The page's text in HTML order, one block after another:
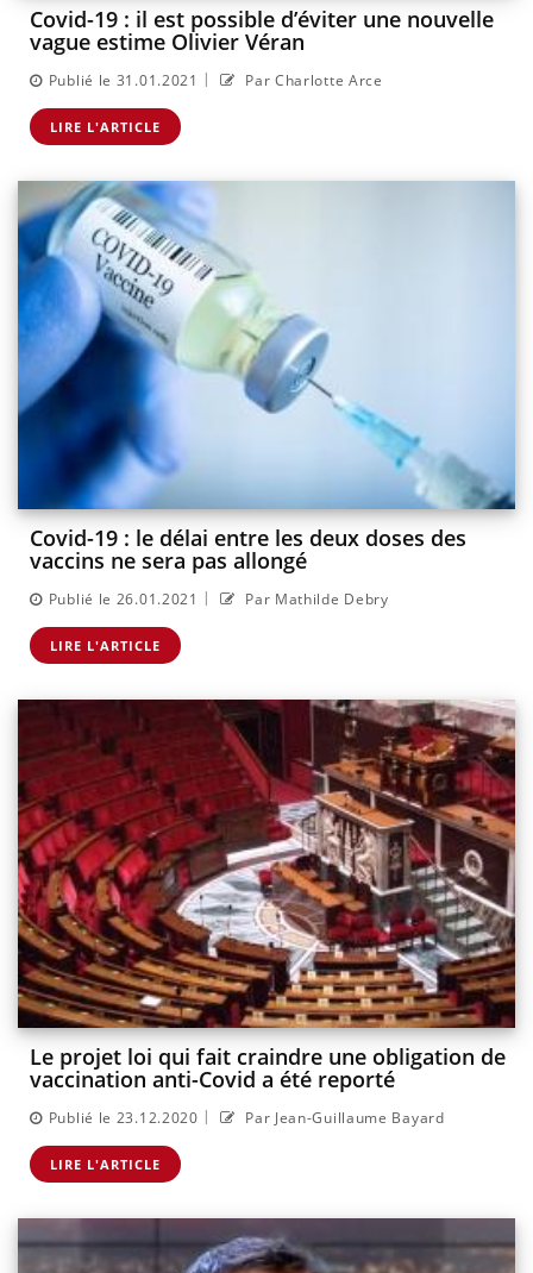
Covid-19 : il est possible d’éviter une nouvelle
vague estime Olivier Véran
Publié le 31.01.2021 | Par Charlotte Arce
LIRE L'ARTICLE
Covid-19 : le délai entre les deux doses des
vaccins ne sera pas allongé
Publié le 26.01.2021 | Par Mathilde Debry
LIRE L'ARTICLE
Le projet loi qui fait craindre une obligation de
vaccination anti-Covid a été reporté
Publié le 23.12.2020 | Par Jean-Guillaume Bayard
LIRE L'ARTICLE